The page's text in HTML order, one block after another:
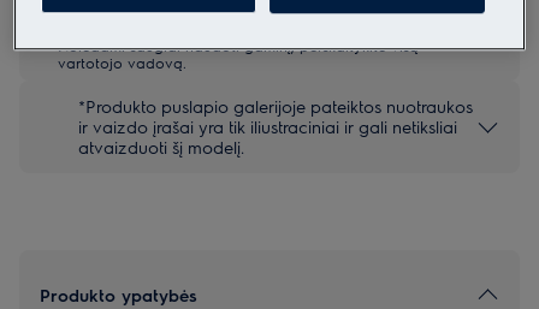
Saugos instrukcijos ir saugos įspėjimai pagal ES reglamentą
Norėdami saugiai naudoti gaminį, perskaitykite visą
vartotojo vadovą.
*Produkto puslapio galerijoje pateiktos nuotraukos
ir vaizdo įrašai yra tik iliustraciniai ir gali netiksliai
atvaizduoti šį modelį.
Produkto ypatybės